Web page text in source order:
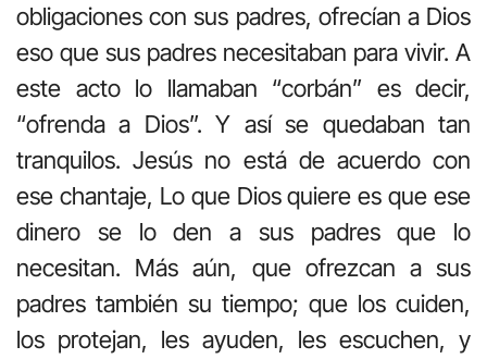
obligaciones con sus padres, ofrecían a Dios
eso que sus padres necesitaban para vivir. A
este acto lo llamaban “corbán” es decir,
“ofrenda a Dios”. Y así se quedaban tan
tranquilos. Jesús no está de acuerdo con
ese chantaje, Lo que Dios quiere es que ese
dinero se lo den a sus padres que lo
necesitan. Más aún, que ofrezcan a sus
padres también su tiempo; que los cuiden,
los protejan, les ayuden, les escuchen, y